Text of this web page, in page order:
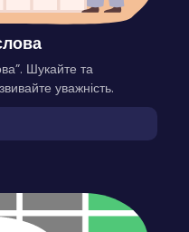
Шукайте та
уважність.